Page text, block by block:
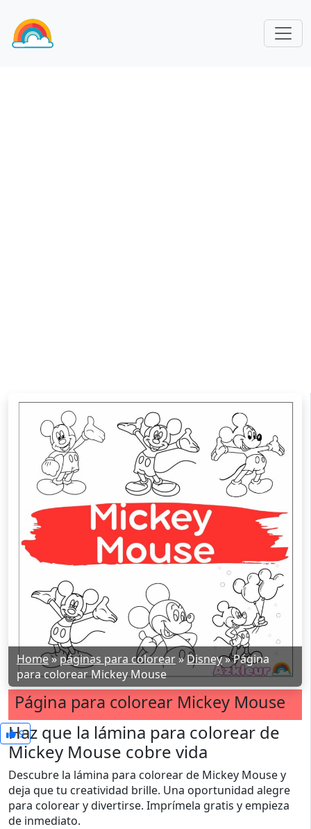
Home»páginas para colorear»Disney»Página
para colorear Mickey Mouse
Página para colorear Mickey Mouse
9
Haz que la lámina para colorear de
Mickey Mouse cobre vida
Descubre la lámina para colorear de Mickey Mouse y
deja que tu creatividad brille. Una oportunidad alegre
para colorear y divertirse. Imprímela gratis y empieza
de inmediato.